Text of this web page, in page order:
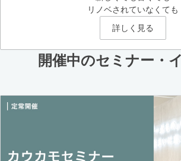
リノベされていなくても
詳しく見る
開催中のセミナー・